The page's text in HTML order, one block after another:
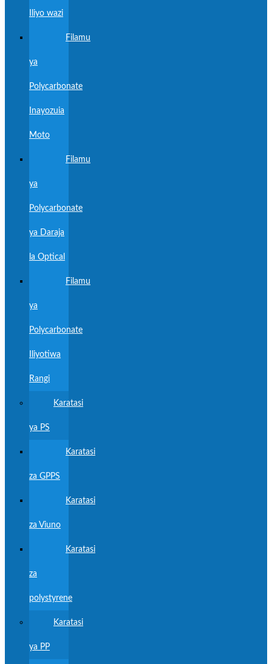
Iliyo wazi
Filamu
ya
Polycarbonate
Inayozuia
Moto
Filamu
ya
Polycarbonate
ya Daraja
la Optical
Filamu
ya
Polycarbonate
Iliyotiwa
Rangi
Karatasi
ya PS
Karatasi
za GPPS
Karatasi
za Viuno
Karatasi
za
polystyrene
Karatasi
ya PP